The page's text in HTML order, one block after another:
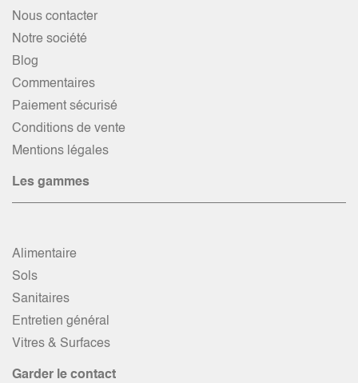
Nous contacter
Notre société
Blog
Commentaires
Paiement sécurisé
Conditions de vente
Mentions légales
Les gammes
Alimentaire
Sols
Sanitaires
Entretien général
Vitres & Surfaces
Garder le contact